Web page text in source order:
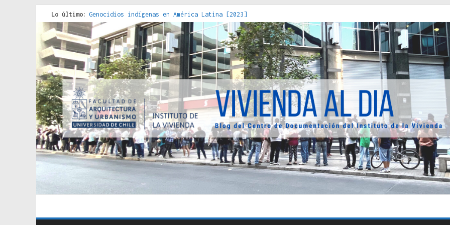
Lo último: Genocidios indígenas en América Latina [2023]
Estudios sobre la espacialización de los Estados : políticas, prácticas y representaciones [2022]
Donde el pedernal choca con el acero : hacia una teoría crítica de las fronteras latinoamericanas
Criterios técnicos para una vivienda adecuada [2019]
Red de consultorios de la Caja del Seguro Obrero en Santiago : un patrimonio emblemático [2014]